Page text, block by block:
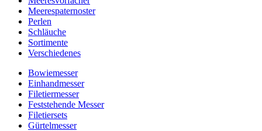
Meerespaternoster
Perlen
Schläuche
Sortimente
Verschiedenes
Bowiemesser
Einhandmesser
Filetiermesser
Feststehende Messer
Filetiersets
Gürtelmesser